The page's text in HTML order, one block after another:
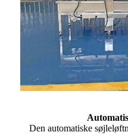
Den automatiske